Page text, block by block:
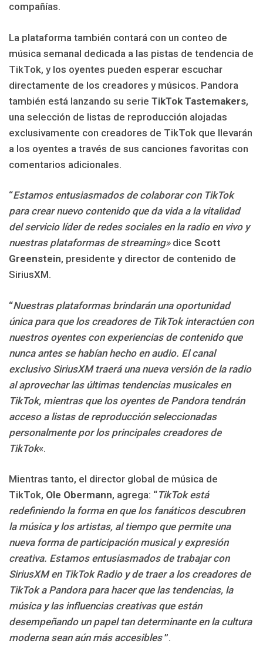
compañías.
La plataforma también contará con un conteo de
música semanal dedicada a las pistas de tendencia de
TikTok, y los oyentes pueden esperar escuchar
directamente de los creadores y músicos. Pandora
también está lanzando su serie TikTok Tastemakers,
una selección de listas de reproducción alojadas
exclusivamente con creadores de TikTok que llevarán
a los oyentes a través de sus canciones favoritas con
comentarios adicionales.
“Estamos entusiasmados de colaborar con TikTok
para crear nuevo contenido que da vida a la vitalidad
del servicio líder de redes sociales en la radio en vivo y
nuestras plataformas de streaming»dice Scott
Greenstein, presidente y director de contenido de
SiriusXM.
“Nuestras plataformas brindarán una oportunidad
única para que los creadores de TikTok interactúen con
nuestros oyentes con experiencias de contenido que
nunca antes se habían hecho en audio. El canal
exclusivo SiriusXM traerá una nueva versión de la radio
al aprovechar las últimas tendencias musicales en
TikTok, mientras que los oyentes de Pandora tendrán
acceso a listas de reproducción seleccionadas
personalmente por los principales creadores de
TikTok«.
Mientras tanto, el director global de música de
TikTok, Ole Obermann, agrega: “TikTok está
redefiniendo la forma en que los fanáticos descubren
la música y los artistas, al tiempo que permite una
nueva forma de participación musical y expresión
creativa. Estamos entusiasmados de trabajar con
SiriusXM en TikTok Radio y de traer a los creadores de
TikTok a Pandora para hacer que las tendencias, la
música y las influencias creativas que están
desempeñando un papel tan determinante en la cultura
moderna sean aún más accesibles”.